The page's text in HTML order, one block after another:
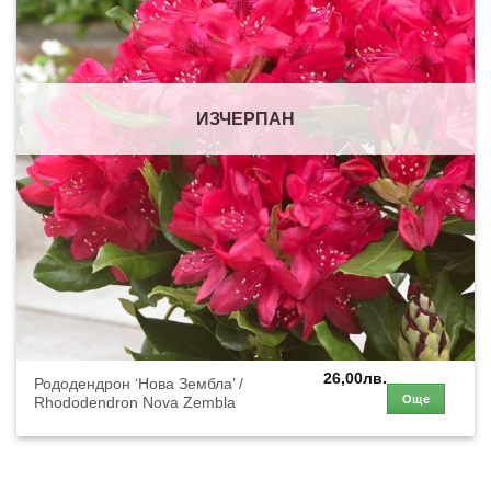
ИЗЧЕРПАН
Рододендрон ‘Нова Зембла’ /
Rhododendron Nova Zembla
26,00лв.
Още